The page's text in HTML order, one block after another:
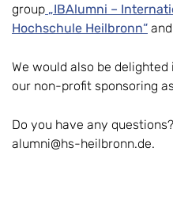
group „IBAlumni –
Hochschule Heilbronn“
We would also be
our non-profit sponsoring
Do you have any
alumni@hs-heilbronn.de.